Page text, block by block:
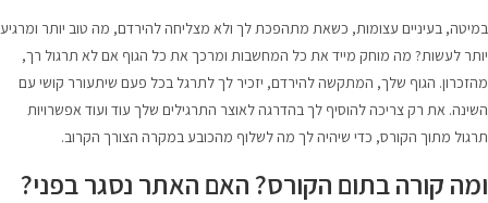
במיטה, בעיניים עצומות, כשאת מתהפכת לך ולא מצליחה להירדם, מה טוב יותר ומרגיע
יותר לעשות? מה מוחק מייד את כל המחשבות ומרכך את כל הגוף אם לא תרגול רך,
מהזכרון. הגוף שלך, המתקשה להירדם, יזכיר לך לתרגל בכל פעם שיתעורר קושי עם
השינה. את רק צריכה להוסיף לך בהדרגה לאוצר התרגילים שלך עוד ועוד אפשרויות
תרגול מתוך הקורס, כדי שיהיה לך מה לשלוף מהכובע במקרה הצורך הקרוב.
ומה קורה בתום הקורס? האם האתר נסגר בפני?